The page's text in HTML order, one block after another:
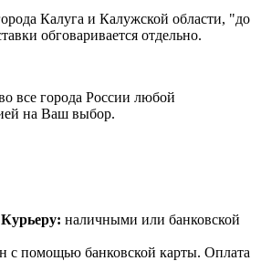
Калуга и Калужской области, "до
обговаривается отдельно.
все города России любой
на Ваш выбор.
наличными или банковской
с помощью банковской карты. Оплата